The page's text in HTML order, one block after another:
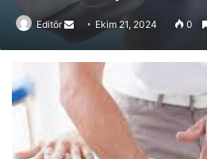
Editör
Send
email
Ekim 21, 2024 0